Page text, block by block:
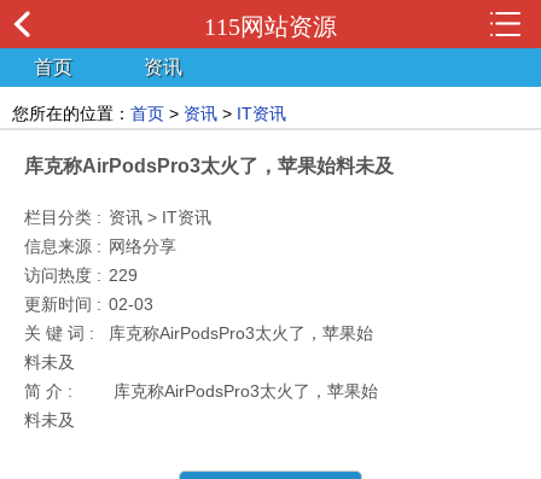
115网站资源
首页 资讯
您所在的位置： 首页 > 资讯 > IT资讯
库克称AirPodsPro3太火了，苹果始料未及
栏目分类 : 资讯 > IT资讯
信息来源 : 网络分享
访问热度 : 229
更新时间 : 02-03
关 键 词 :
库克称AirPodsPro3太火了，苹果始
料未及
简 介 :
库克称AirPodsPro3太火了，苹果始
料未及